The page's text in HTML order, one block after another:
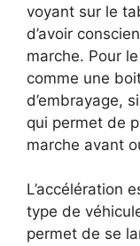
voyant sur le
d’avoir
marche. Pour
comme une
d’embrayage,
qui permet de
marche avant
L’accélération
type de
permet de se